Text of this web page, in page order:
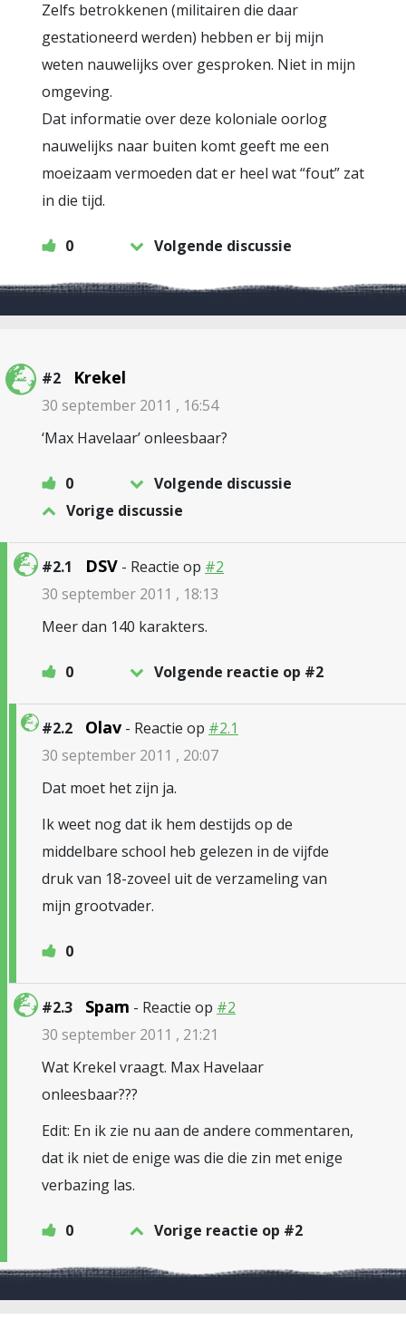
Zelfs betrokkenen (militairen die daar
gestationeerd werden) hebben er bij mijn
weten nauwelijks over gesproken. Niet in mijn
omgeving.
Dat informatie over deze koloniale oorlog
nauwelijks naar buiten komt geeft me een
moeizaam vermoeden dat er heel wat “fout” zat
in die tijd.
0 Volgende discussie
#2 Krekel
30 september 2011 , 16:54
‘Max Havelaar’ onleesbaar?
0
Volgende discussie
Vorige discussie
#2.1 DSV - Reactie op #2
30 september 2011 , 18:13
Meer dan 140 karakters.
0 Volgende reactie op #2
#2.2 Olav - Reactie op #2.1
30 september 2011 , 20:07
Dat moet het zijn ja.
Ik weet nog dat ik hem destijds op de
middelbare school heb gelezen in de vijfde
druk van 18-zoveel uit de verzameling van
mijn grootvader.
0
#2.3 Spam - Reactie op #2
30 september 2011 , 21:21
Wat Krekel vraagt. Max Havelaar
onleesbaar???
Edit: En ik zie nu aan de andere commentaren,
dat ik niet de enige was die die zin met enige
verbazing las.
0 Vorige reactie op #2